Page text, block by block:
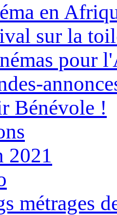
en
sur la
pour
Bénévole !
2021
métrages